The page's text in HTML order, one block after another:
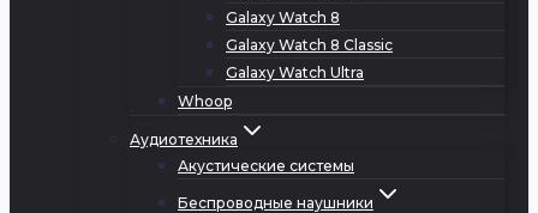
Galaxy Watch 8
Galaxy Watch 8 Classic
Galaxy Watch Ultra
Whoop
Аудиотехника
Акустические системы
Беспроводные наушники